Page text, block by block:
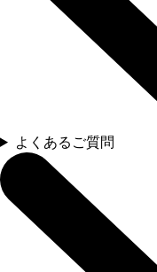
よくあるご質問